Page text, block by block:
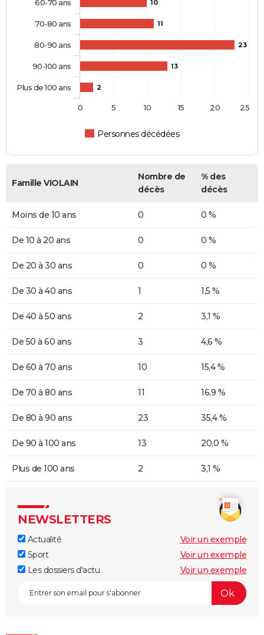
10
11
23
13
2
Personnes décédées
60-70 ans
70-80 ans
80-90 ans
90-100 ans
Plus de 100 ans
0 5 10 15 20 25
Famille VIOLAIN
Nombre de
décès
% des
décès
Moins de 10 ans 0 0 %
De 10 à 20 ans 0 0 %
De 20 à 30 ans 0 0 %
De 30 à 40 ans 1 1,5 %
De 40 à 50 ans 2 3,1 %
De 50 à 60 ans 3 4,6 %
De 60 à 70 ans 10 15,4 %
De 70 à 80 ans 11 16,9 %
De 80 à 90 ans 23 35,4 %
De 90 à 100 ans 13 20,0 %
Plus de 100 ans 2 3,1 %
NEWSLETTERS
Actualité
Voir un exemple
Sport
Voir un exemple
Les dossiers d'actu
Voir un exemple